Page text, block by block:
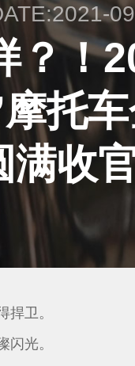
？！
托
满收
捍卫。
闪光。